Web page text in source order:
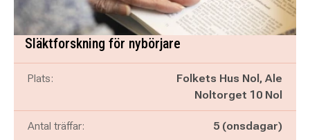
Släktforskning för nybörjare
Plats:
Folkets Hus Nol, Ale
Noltorget 10 Nol
Antal träffar: 5 (onsdagar)